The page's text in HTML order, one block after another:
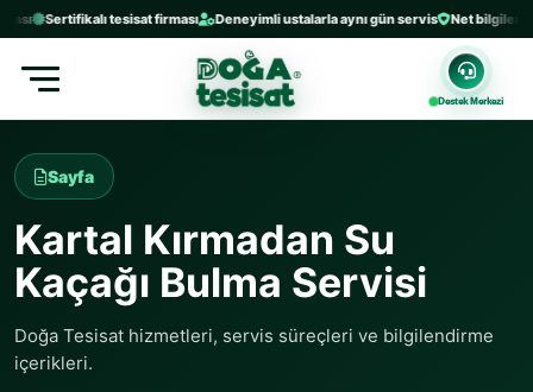
Sertifikalı tesisat firması Deneyimli ustalarla aynı gün servis Net bilgilendirme
Destek Merkezi
Sayfa
Kartal Kırmadan Su
Kaçağı Bulma Servisi
Doğa Tesisat hizmetleri, servis süreçleri ve bilgilendirme
içerikleri.